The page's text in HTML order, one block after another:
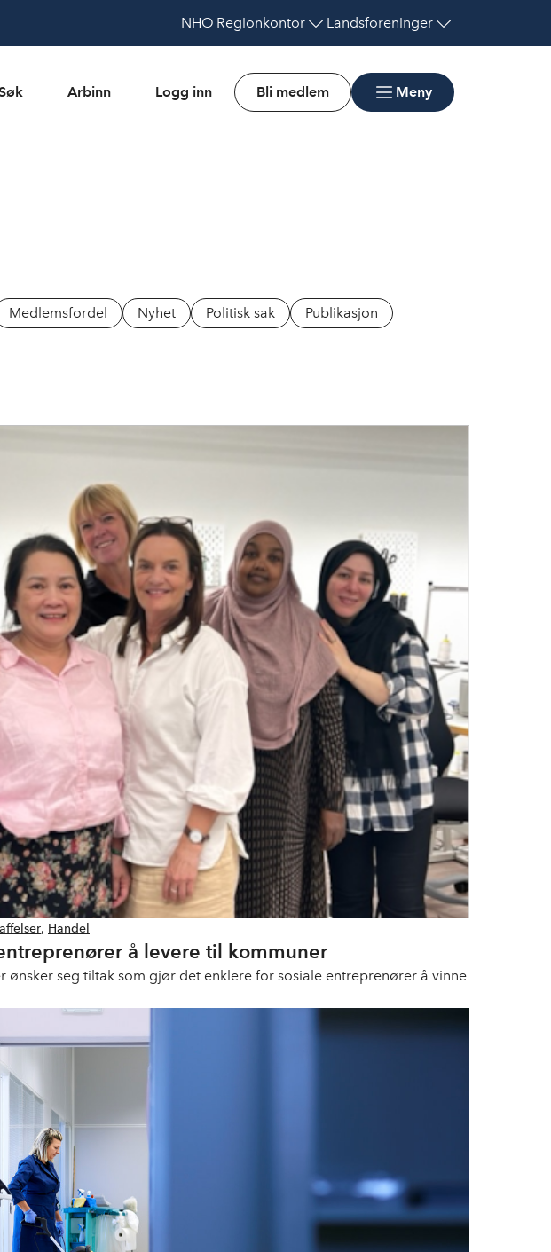
NHO Regionkontor Landsforeninger
Arbinn Logg inn Bli medlem Meny
Medlemsfordel Nyhet Politisk sak Publikasjon
, Handel
å levere til kommuner
ønsker seg tiltak som gjør det enklere for sosiale entreprenører å vinne